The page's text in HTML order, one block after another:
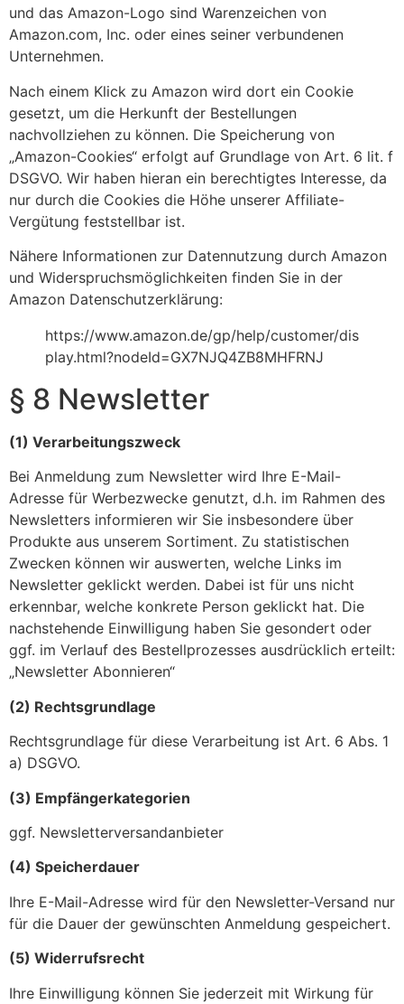
und das Amazon-Logo sind Warenzeichen von
Amazon.com, Inc. oder eines seiner verbundenen
Unternehmen.
Nach einem Klick zu Amazon wird dort ein Cookie
gesetzt, um die Herkunft der Bestellungen
nachvollziehen zu können. Die Speicherung von
„Amazon-Cookies“ erfolgt auf Grundlage von Art. 6 lit. f
DSGVO. Wir haben hieran ein berechtigtes Interesse, da
nur durch die Cookies die Höhe unserer Affiliate-
Vergütung feststellbar ist.
Nähere Informationen zur Datennutzung durch Amazon
und Widerspruchsmöglichkeiten finden Sie in der
Amazon Datenschutzerklärung:
https://www.amazon.de/gp/help/customer/dis
play.html?nodeId=GX7NJQ4ZB8MHFRNJ
§ 8 Newsletter
(1) Verarbeitungszweck
Bei Anmeldung zum Newsletter wird Ihre E-Mail-
Adresse für Werbezwecke genutzt, d.h. im Rahmen des
Newsletters informieren wir Sie insbesondere über
Produkte aus unserem Sortiment. Zu statistischen
Zwecken können wir auswerten, welche Links im
Newsletter geklickt werden. Dabei ist für uns nicht
erkennbar, welche konkrete Person geklickt hat. Die
nachstehende Einwilligung haben Sie gesondert oder
ggf. im Verlauf des Bestellprozesses ausdrücklich erteilt:
„Newsletter Abonnieren“
(2) Rechtsgrundlage
Rechtsgrundlage für diese Verarbeitung ist Art. 6 Abs. 1
a) DSGVO.
(3) Empfängerkategorien
ggf. Newsletterversandanbieter
(4) Speicherdauer
Ihre E-Mail-Adresse wird für den Newsletter-Versand nur
für die Dauer der gewünschten Anmeldung gespeichert.
(5) Widerrufsrecht
Ihre Einwilligung können Sie jederzeit mit Wirkung für